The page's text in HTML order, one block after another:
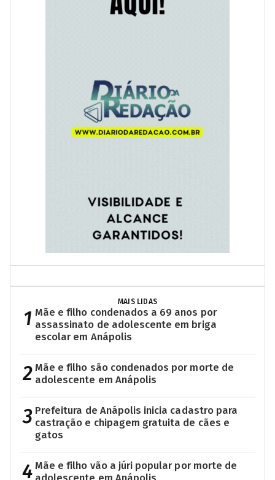
MAIS LIDAS
1 Mãe e filho condenados a 69 anos por
assassinato de adolescente em briga
escolar em Anápolis
2 Mãe e filho são condenados por morte de
adolescente em Anápolis
3 Prefeitura de Anápolis inicia cadastro para
castração e chipagem gratuita de cães e
gatos
4 Mãe e filho vão a júri popular por morte de
adolescente em Anápolis